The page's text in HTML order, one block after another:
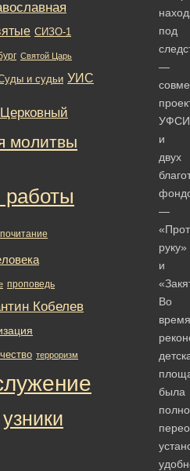
под
—
и
двух
—
руку»
и
Во
время
была
СИЗО-1
Святой Царь
и судьи УИС
Церковный
молитвы
работы
почитание
проповедь
Кобелев
терроризм
узники